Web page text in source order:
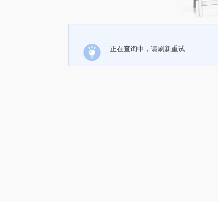
正在查询中，请刷新重试